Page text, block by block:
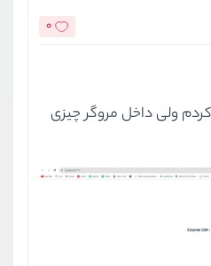
0
ولی داخل مروگر چیزی